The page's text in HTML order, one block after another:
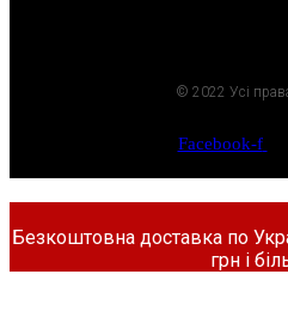
© 2022 Усі
Facebook-f
Безкоштовна доставка по
грн і